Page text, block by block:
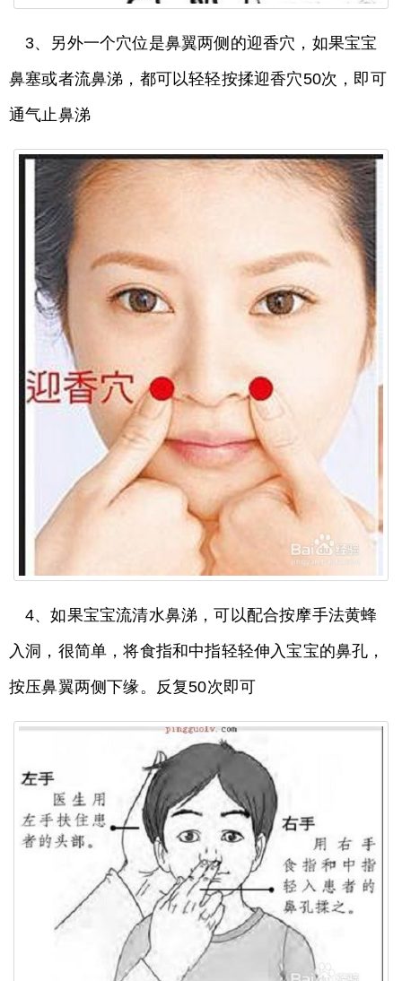
3、另外一个穴位是鼻翼两侧的迎香穴，如果宝宝
鼻塞或者流鼻涕，都可以轻轻按揉迎香穴50次，即可
通气止鼻涕
4、如果宝宝流清水鼻涕，可以配合按摩手法黄蜂
入洞，很简单，将食指和中指轻轻伸入宝宝的鼻孔，
按压鼻翼两侧下缘。反复50次即可